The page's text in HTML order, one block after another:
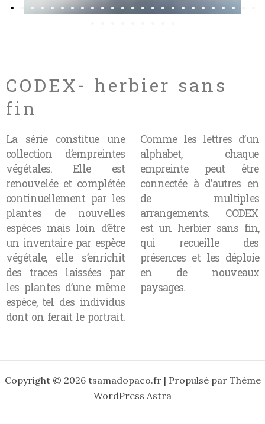
CODEX- herbier sans
fin
La série constitue une
collection d’empreintes
végétales. Elle est
renouvelée et complétée
continuellement par les
plantes de nouvelles
espèces mais loin d’être
un inventaire par espèce
végétale, elle s’enrichit
des traces laissées par
les plantes d’une même
espèce, tel des individus
dont on ferait le portrait.
Comme les lettres d’un
alphabet, chaque
empreinte peut être
connectée à d’autres en
de multiples
arrangements. CODEX
est un herbier sans fin,
qui recueille des
présences et les déploie
en de nouveaux
paysages.
Copyright © 2026 tsamadopaco.fr | Propulsé par Thème
WordPress Astra